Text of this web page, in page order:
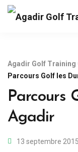
Agadir Golf Training
Parcours Golf les
Parcours
Agadir
13 septembre 2015